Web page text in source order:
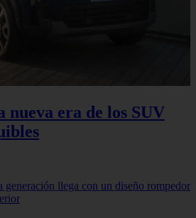
nueva era de los SUV